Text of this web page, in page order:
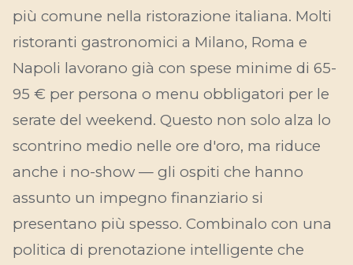
più comune nella ristorazione italiana. Molti
ristoranti gastronomici a Milano, Roma e
Napoli lavorano già con spese minime di 65-
95 € per persona o menu obbligatori per le
serate del weekend. Questo non solo alza lo
scontrino medio nelle ore d'oro, ma riduce
anche i no-show — gli ospiti che hanno
assunto un impegno finanziario si
presentano più spesso. Combinalo con una
politica di prenotazione intelligente che